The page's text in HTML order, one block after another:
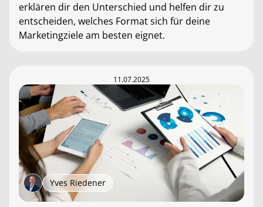
erklären dir den Unterschied und helfen dir zu
entscheiden, welches Format sich für deine
Marketingziele am besten eignet.
11.07.2025
Yves Riedener